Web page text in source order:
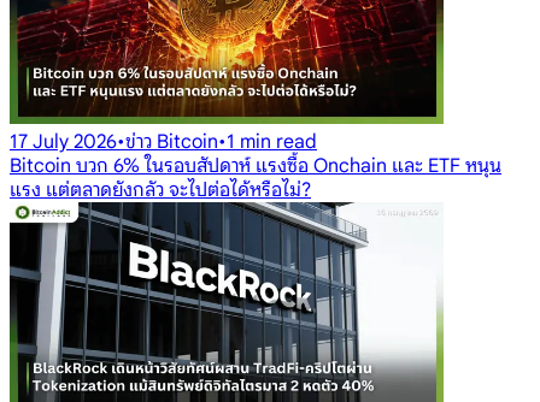
17 July 2026•ข่าว Bitcoin•1 min read
Bitcoin บวก 6% ในรอบสัปดาห์ แรงซื้อ Onchain และ ETF หนุน
แรง แต่ตลาดยังกลัว จะไปต่อได้หรือไม่?